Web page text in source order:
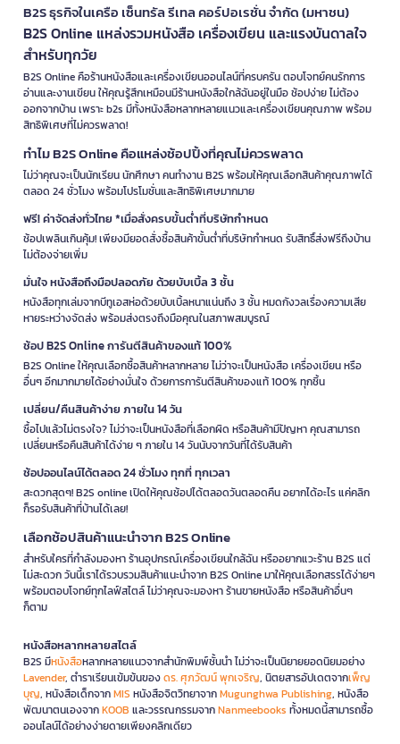
B2S ธุรกิจในเครือ เซ็นทรัล รีเทล คอร์ปอเรชั่น จำกัด (มหาชน)
B2S Online แหล่งรวมหนังสือ เครื่องเขียน และแรงบันดาลใจ
สำหรับทุกวัย
B2S Online คือร้านหนังสือและเครื่องเขียนออนไลน์ที่ครบครัน ตอบโจทย์คนรักการ
อ่านและงานเขียน ให้คุณรู้สึกเหมือนมีร้านหนังสือใกล้ฉันอยู่ในมือ ช้อปง่าย ไม่ต้อง
ออกจากบ้าน เพราะ b2s มีทั้งหนังสือหลากหลายแนวและเครื่องเขียนคุณภาพ พร้อม
สิทธิพิเศษที่ไม่ควรพลาด!
ทำไม B2S Online คือแหล่งช้อปปิ้งที่คุณไม่ควรพลาด
ไม่ว่าคุณจะเป็นนักเรียน นักศึกษา คนทำงาน B2S พร้อมให้คุณเลือกสินค้าคุณภาพได้
ตลอด 24 ชั่วโมง พร้อมโปรโมชั่นและสิทธิพิเศษมากมาย
ฟรี! ค่าจัดส่งทั่วไทย *เมื่อสั่งครบขั้นต่ำที่บริษัทกำหนด
ช้อปเพลินเกินคุ้ม! เพียงมียอดสั่งซื้อสินค้าขั้นต่ำที่บริษัทกำหนด รับสิทธิ์ส่งฟรีถึงบ้าน
ไม่ต้องจ่ายเพิ่ม
มั่นใจ หนังสือถึงมือปลอดภัย ด้วยบับเบิ้ล 3 ชั้น
หนังสือทุกเล่มจากบีทูเอสห่อด้วยบับเบิ้ลหนาแน่นถึง 3 ชั้น หมดกังวลเรื่องความเสีย
หายระหว่างจัดส่ง พร้อมส่งตรงถึงมือคุณในสภาพสมบูรณ์
ช้อป B2S Online การันตีสินค้าของแท้ 100%
B2S Online ให้คุณเลือกซื้อสินค้าหลากหลาย ไม่ว่าจะเป็นหนังสือ เครื่องเขียน หรือ
อื่นๆ อีกมากมายได้อย่างมั่นใจ ด้วยการการันตีสินค้าของแท้ 100% ทุกชิ้น
เปลี่ยน/คืนสินค้าง่าย ภายใน 14 วัน
ซื้อไปแล้วไม่ตรงใจ? ไม่ว่าจะเป็นหนังสือที่เลือกผิด หรือสินค้ามีปัญหา คุณสามารถ
เปลี่ยนหรือคืนสินค้าได้ง่าย ๆ ภายใน 14 วันนับจากวันที่ได้รับสินค้า
ช้อปออนไลน์ได้ตลอด 24 ชั่วโมง ทุกที่ ทุกเวลา
สะดวกสุดๆ! B2S online เปิดให้คุณช้อปได้ตลอดวันตลอดคืน อยากได้อะไร แค่คลิก
ก็รอรับสินค้าที่บ้านได้เลย!
เลือกช้อปสินค้าแนะนำจาก B2S Online
สำหรับใครที่กำลังมองหา ร้านอุปกรณ์เครื่องเขียนใกล้ฉัน หรืออยากแวะร้าน B2S แต่
ไม่สะดวก วันนี้เราได้รวบรวมสินค้าแนะนำจาก B2S Online มาให้คุณเลือกสรรได้ง่ายๆ
พร้อมตอบโจทย์ทุกไลฟ์สไตล์ ไม่ว่าคุณจะมองหา ร้านขายหนังสือ หรือสินค้าอื่นๆ
ก็ตาม
หนังสือหลากหลายสไตล์
B2S มีหนังสือหลากหลายแนวจากสำนักพิมพ์ชั้นนำ ไม่ว่าจะเป็นนิยายยอดนิยมอย่าง
Lavender, ตำราเรียนเข้มข้นของดร. ศุภวัฒน์ พุกเจริญ, นิตยสารอัปเดตจากเพ็ญ
บุญ, หนังสือเด็กจากMIS หนังสือจิตวิทยาจากMugunghwa Publishing, หนังสือ
พัฒนาตนเองจากKOOB และวรรณกรรมจากNanmeebooks ทั้งหมดนี้สามารถซื้อ
ออนไลน์ได้อย่างง่ายดายเพียงคลิกเดียว